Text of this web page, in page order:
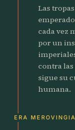
Las
cada vez
por un
contra las
sigue su
humana.
ERA